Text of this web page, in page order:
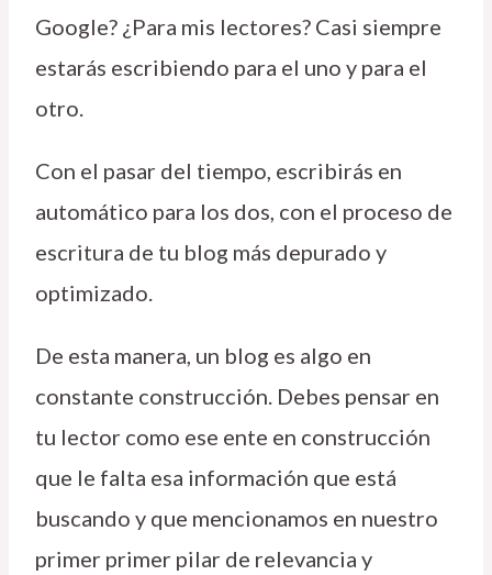
Google? ¿Para mis lectores? Casi siempre
estarás escribiendo para el uno y para el
otro.
Con el pasar del tiempo, escribirás en
automático para los dos, con el proceso de
escritura de tu blog más depurado y
optimizado.
De esta manera, un blog es algo en
constante construcción. Debes pensar en
tu lector como ese ente en construcción
que le falta esa información que está
buscando y que mencionamos en nuestro
primer primer pilar de relevancia y